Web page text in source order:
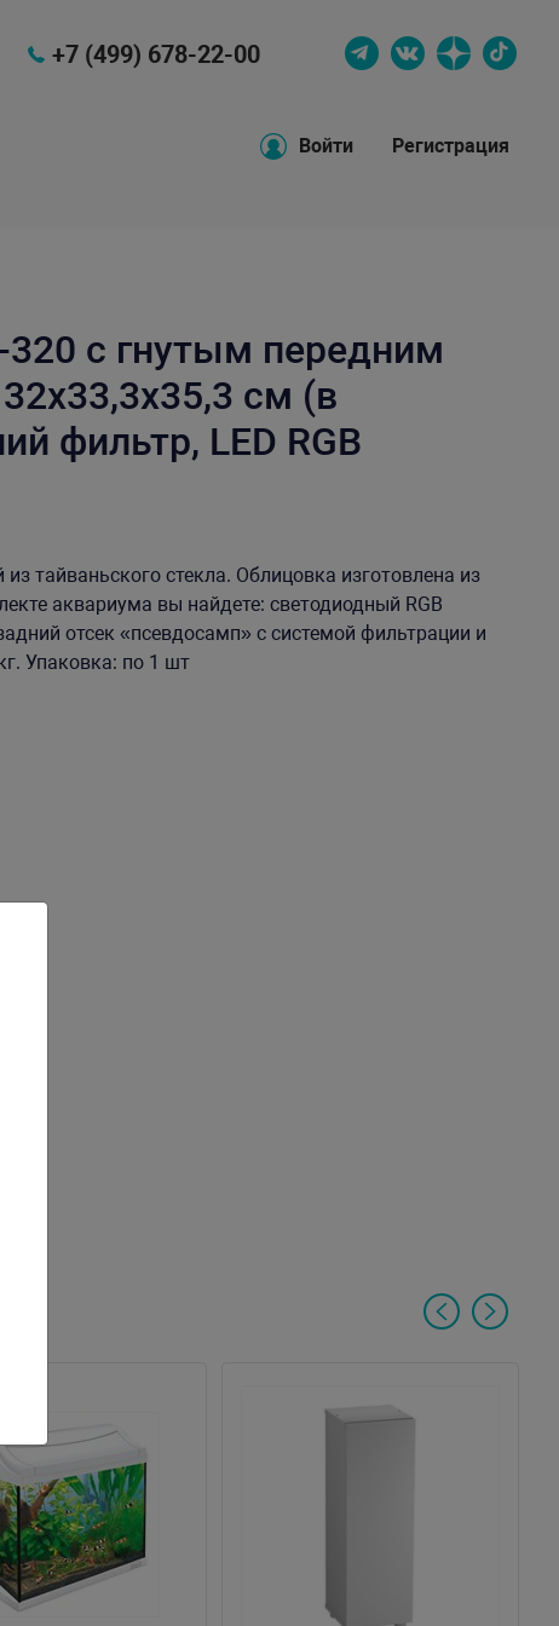
+7 (499) 678-22-00
Войти Регистрация
c гнутым передним
см (в
фильтр, LED RGB
тайваньского стекла. Облицовка изготовлена из
аквариума вы найдете: светодиодный RGB
отсек «псевдосамп» с системой фильтрации и
Упаковка: по 1 шт